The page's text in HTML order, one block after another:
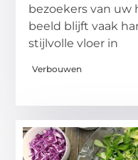
bezoekers van uw
beeld blijft vaak
stijlvolle vloer in
Verbouwen